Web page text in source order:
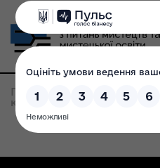
Головна Записи по
культури